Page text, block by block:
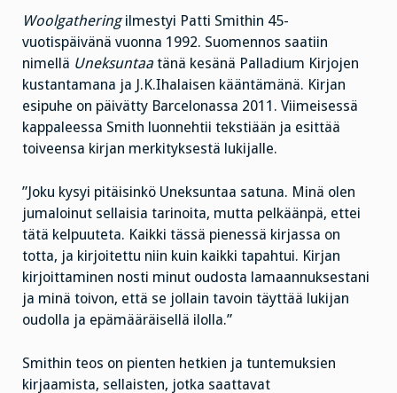
Woolgatheringilmestyi Patti Smithin 45-
vuotispäivänä vuonna 1992. Suomennos saatiin
nimellä Uneksuntaa tänä kesänä Palladium Kirjojen
kustantamana ja J.K.Ihalaisen kääntämänä. Kirjan
esipuhe on päivätty Barcelonassa 2011. Viimeisessä
kappaleessa Smith luonnehtii tekstiään ja esittää
toiveensa kirjan merkityksestä lukijalle.
”Joku kysyi pitäisinkö Uneksuntaa satuna. Minä olen
jumaloinut sellaisia tarinoita, mutta pelkäänpä, ettei
tätä kelpuuteta. Kaikki tässä pienessä kirjassa on
totta, ja kirjoitettu niin kuin kaikki tapahtui. Kirjan
kirjoittaminen nosti minut oudosta lamaannuksestani
ja minä toivon, että se jollain tavoin täyttää lukijan
oudolla ja epämääräisellä ilolla.”
Smithin teos on pienten hetkien ja tuntemuksien
kirjaamista, sellaisten, jotka saattavat